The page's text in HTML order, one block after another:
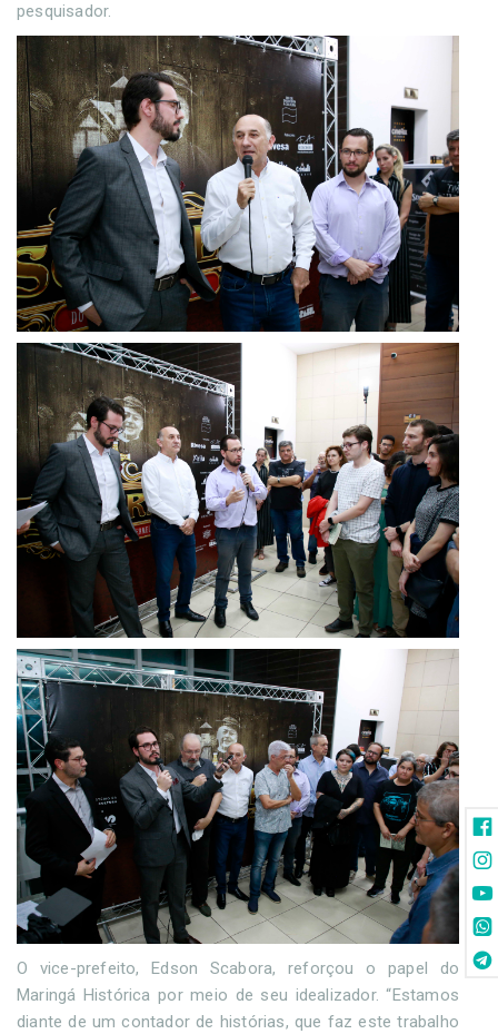
pesquisador.
O vice-prefeito, Edson Scabora, reforçou o papel do
Maringá Histórica por meio de seu idealizador. “Estamos
diante de um contador de histórias, que faz este trabalho